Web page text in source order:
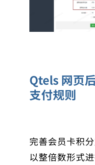
Qtels 网页
支付规则
完善会员卡积
以整倍数形式